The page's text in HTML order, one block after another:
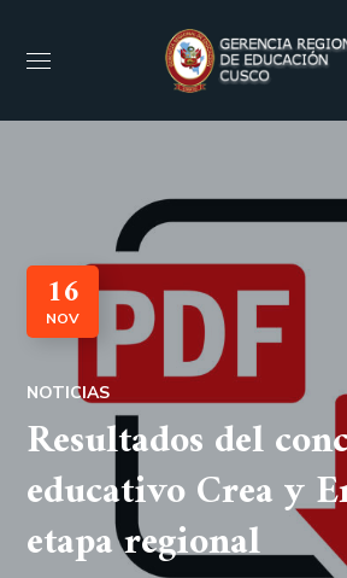
16
NOV
NOTICIAS
Resultados del
educativo Crea y
etapa regional